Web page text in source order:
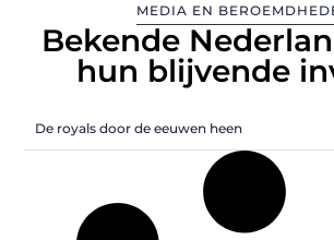
MEDIA EN
Bekende
hun blijvende
De royals door de eeuwen heen